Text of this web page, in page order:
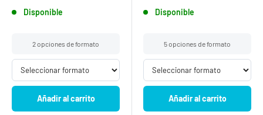
Disponible
2 opciones de formato
Añadir al carrito
Disponible
5 opciones de formato
Añadir al carrito